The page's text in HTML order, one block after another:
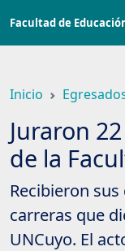
contenido
Facultad de
Inicio
Juraron
de la
Recibieron
carreras que
UNCuyo. El